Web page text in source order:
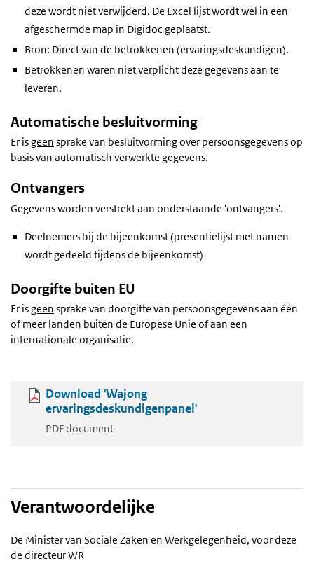
deze wordt niet verwijderd. De Excel lijst wordt wel in een
afgeschermde map in Digidoc geplaatst.
Bron: Direct van de betrokkenen (ervaringsdeskundigen).
Betrokkenen waren niet verplicht deze gegevens aan te
leveren.
Automatische besluitvorming
Er isgeen sprake van besluitvorming over persoonsgegevens op
basis van automatisch verwerkte gegevens.
Ontvangers
Gegevens worden verstrekt aan onderstaande 'ontvangers'.
Deelnemers bij de bijeenkomst (presentielijst met namen
wordt gedeeld tijdens de bijeenkomst)
Doorgifte buiten EU
Er isgeen sprake van doorgifte van persoonsgegevens aan één
of meer landen buiten de Europese Unie of aan een
internationale organisatie.
Download 'Wajong
ervaringsdeskundigenpanel'
PDF document
Verantwoordelijke
De Minister van Sociale Zaken en Werkgelegenheid, voor deze
de directeur WR